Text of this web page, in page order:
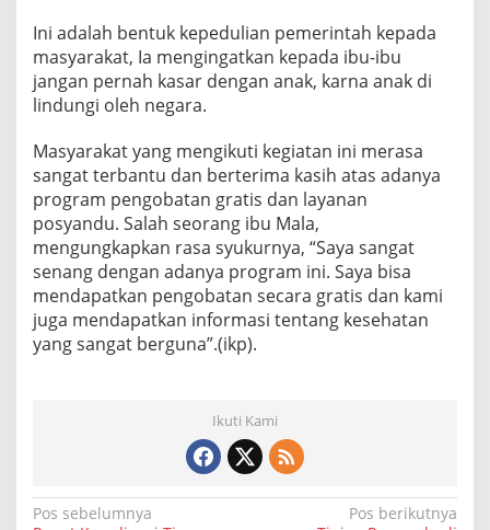
Ini adalah bentuk kepedulian pemerintah kepada
masyarakat, Ia mengingatkan kepada ibu-ibu
jangan pernah kasar dengan anak, karna anak di
lindungi oleh negara.
Masyarakat yang mengikuti kegiatan ini merasa
sangat terbantu dan berterima kasih atas adanya
program pengobatan gratis dan layanan
posyandu. Salah seorang ibu Mala,
mengungkapkan rasa syukurnya, “Saya sangat
senang dengan adanya program ini. Saya bisa
mendapatkan pengobatan secara gratis dan kami
juga mendapatkan informasi tentang kesehatan
yang sangat berguna”.(ikp).
Ikuti Kami
N
Pos sebelumnya
Pos berikutnya